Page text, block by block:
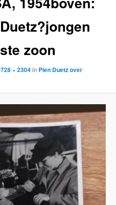
zoon
× 2304in Pien Duetz over